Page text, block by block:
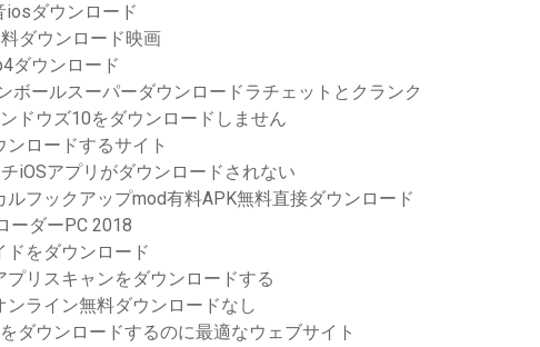
iosダウンロード
ダウンロード映画
ダウンロード
ボールスーパーダウンロードラチェットとクランク
ドウズ10をダウンロードしません
ロードするサイト
iOSアプリがダウンロードされない
ルフックアップmod有料APK無料直接ダウンロード
ーダーPC 2018
ドをダウンロード
プリスキャンをダウンロードする
ンライン無料ダウンロードなし
ダウンロードするのに最適なウェブサイト